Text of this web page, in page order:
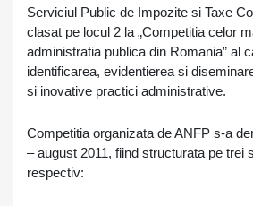
Serviciul Public de Impozite si Taxe
clasat pe locul 2 la „Competitia celor
administratia publica din Romania” al
identificarea, evidentierea si
si inovative practici administrative.
Competitia organizata de ANFP s-a
– august 2011, fiind structurata pe trei
respectiv: